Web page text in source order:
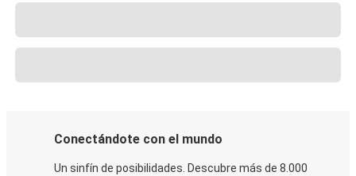
Conectándote con el mundo
Un sinfín de posibilidades. Descubre más de 8.000